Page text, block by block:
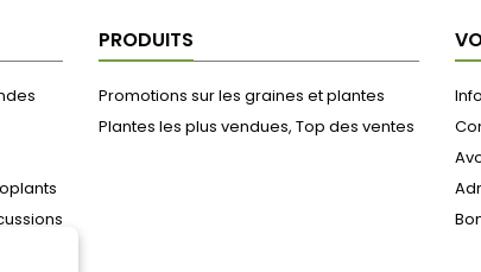
PRODUITS
Promotions sur les graines et plantes
Plantes les plus vendues, Top des ventes